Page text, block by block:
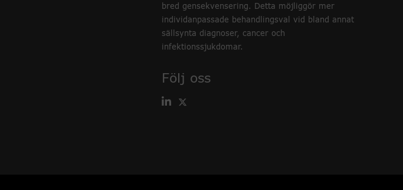
bred gensekvensering. Detta möjliggör mer
individanpassade behandlingsval vid bland annat
sällsynta diagnoser, cancer och
infektionssjukdomar.
Följ oss